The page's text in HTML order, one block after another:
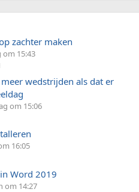
zachter maken
om 15:43
wedstrijden als dat er
om 15:06
16:05
Word 2019
om 14:27